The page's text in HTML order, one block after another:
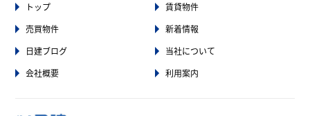
トップ
賃貸物件
売買物件
新着情報
日建ブログ
当社について
会社概要
利用案内